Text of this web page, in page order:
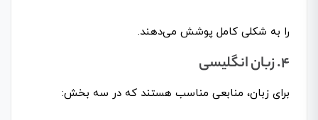
را به شکلی کامل پوشش می‌دهند.
۴. زبان انگلیسی
برای زبان، منابعی مناسب هستند که در سه بخش: